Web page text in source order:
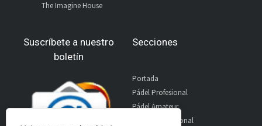
The Imagine House
Suscríbete a nuestro
boletín
Secciones
Portada
Pádel Profesional
Pádel Amateur
Pádel Internacional